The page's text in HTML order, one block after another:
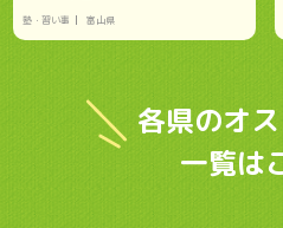
塾・習い事 富山県
各県のオ
一覧は